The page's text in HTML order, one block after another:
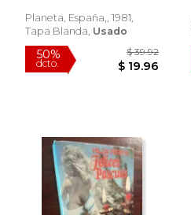
$ 26.95
Planeta, España,, 1981,
Tapa Blanda, Usado